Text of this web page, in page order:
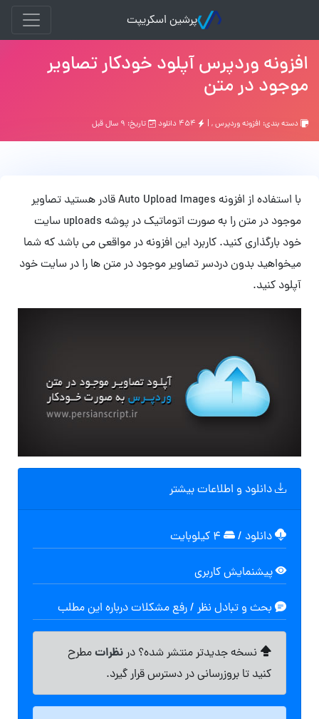
پرشین اسکریپت
افزونه وردپرس آپلود خودکار تصاویر
موجود در متن
دسته بندی: افزونه وردپرس, | تاریخ: ۹ سال قبل
با استفاده از افزونه Auto Upload Images قادر هستید تصاویر
موجود در متن را به صورت اتوماتیک در پوشه uploads سایت
خود بارگذاری کنید. کاربرد این افزونه در مواقعی می باشد که شما
میخواهید بدون دردسر تصاویر موجود در متن ها را در سایت خود
آپلود کنید.
دانلود و اطلاعات بیشتر
دانلود /
پیشنمایش کاربری
بحث و تبادل نظر / رفع مشکلات درباره این مطلب
نسخه جدیدتر منتشر شده؟ درنظراتمطرح
کنید تا بروزرسانی در دسترس قرار گیرد.